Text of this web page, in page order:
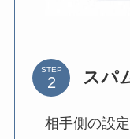
STEP スパ
相手側の設